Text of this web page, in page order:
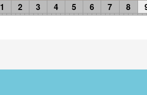
1 2 3 4 5 6 7 8